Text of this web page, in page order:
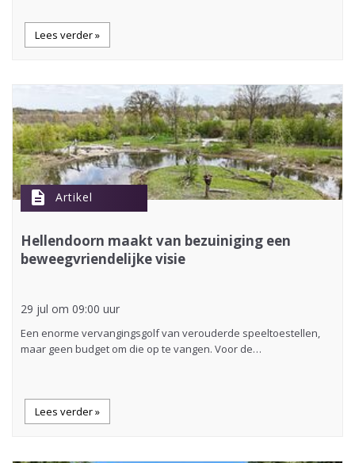
Lees verder »
description Artikel
Hellendoorn maakt van bezuiniging een
beweegvriendelijke visie
29 jul om 09:00 uur
Een enorme vervangingsgolf van verouderde speeltoestellen,
maar geen budget om die op te vangen. Voor de…
Lees verder »